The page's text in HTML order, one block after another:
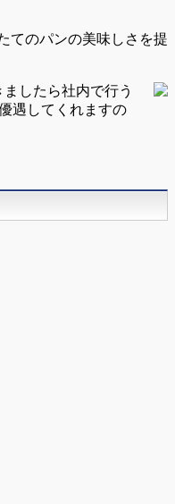
てのパンの美味しさを提
したら社内で行う
遇してくれますの